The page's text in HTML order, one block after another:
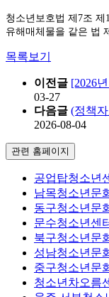
청소년보호법 제7조
유해매체물을 같은 법
목록보기
이전글 [2026
03-27
다음글 (정책
2026-08-04
관련 홈페이지
공업탑청소년
남목청소년문
동구청소년문
문수청소년센
북구청소년문
성남청소년문
중구청소년문
청소년차오름